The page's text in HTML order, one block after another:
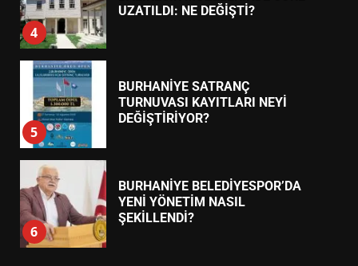
4
UZATILDI: NE DEĞİŞTİ?
5
BURHANİYE SATRANÇ
TURNUVASI KAYITLARI NEYİ
DEĞİŞTİRİYOR?
6
BURHANİYE BELEDİYESPOR’DA
YENİ YÖNETİM NASIL
ŞEKİLLENDİ?